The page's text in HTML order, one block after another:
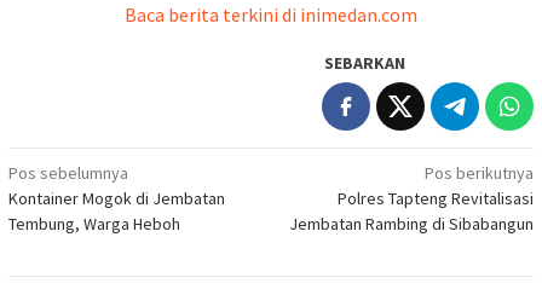
Baca berita terkini di inimedan.com
SEBARKAN
Navigasi
pos
Pos sebelumnya
Kontainer Mogok di Jembatan
Tembung, Warga Heboh
Pos berikutnya
Polres Tapteng Revitalisasi
Jembatan Rambing di Sibabangun